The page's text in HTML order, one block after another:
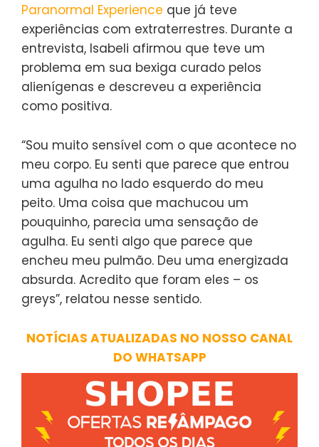
Paranormal Experience que já teve
experiências com extraterrestres. Durante a
entrevista, Isabeli afirmou que teve um
problema em sua bexiga curado pelos
alienígenas e descreveu a experiência
como positiva.
“Sou muito sensível com o que acontece no
meu corpo. Eu senti que parece que entrou
uma agulha no lado esquerdo do meu
peito. Uma coisa que machucou um
pouquinho, parecia uma sensação de
agulha. Eu senti algo que parece que
encheu meu pulmão. Deu uma energizada
absurda. Acredito que foram eles – os
greys”, relatou nesse sentido.
NOTÍCIAS ATUALIZADAS NO NOSSO CANAL
DO WHATSAPP